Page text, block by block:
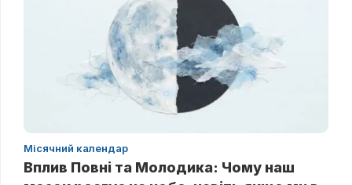
Місячний календар
Вплив Повні та Молодика: Чому наш